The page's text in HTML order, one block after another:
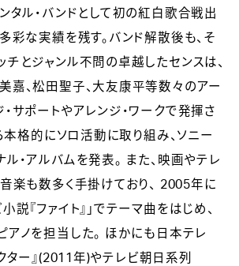
ンタル・バンドとして初の紅白歌合戦出
彩な実績を残す。バンド解散後も、そ
チとジャンル不問の卓越したセンスは、
嘉、松田聖子、大友康平等数々のアー
・サポートやアレンジ・ワークで発揮さ
格的にソロ活動に取り組み、ソニー
・アルバムを発表。 また、映画やテレ
音楽も数多く手掛けており、 2005年に
説『ファイト』」でテーマ曲をはじめ、
アノを担当した。 ほかにも日本テレ
クター』(2011年)やテレビ朝日系列